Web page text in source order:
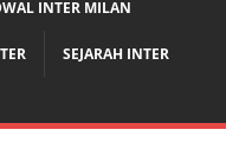
INTER MILAN
SEJARAH INTER